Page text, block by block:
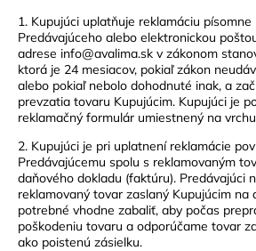
1. Kupujúci uplatňuje reklamáciu
Predávajúceho alebo elektronickou
adrese info@avalima.sk v zákonom
ktorá je 24 mesiacov, pokiaľ zákon
alebo pokiaľ nebolo dohodnuté inak, a
prevzatia tovaru Kupujúcim. Kupujúci je
reklamačný formulár umiestnený na
2. Kupujúci je pri uplatnení reklamácie
Predávajúcemu spolu s reklamovaným
daňového dokladu (faktúru). Predávajúci
reklamovaný tovar zaslaný Kupujúcim na
potrebné vhodne zabaliť, aby počas
poškodeniu tovaru a odporúčame tovar
ako poistenú zásielku.